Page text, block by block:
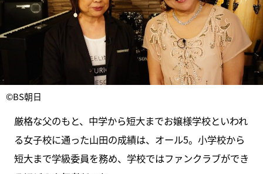
©BS朝日
厳格な父のもと、中学から短大までお嬢様学校といわれ
る女子校に通った山田の成績は、オール5。小学校から
短大まで学級委員を務め、学校ではファンクラブができ